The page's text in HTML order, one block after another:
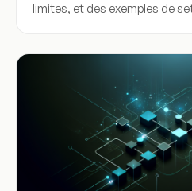
limites, et des exemples de